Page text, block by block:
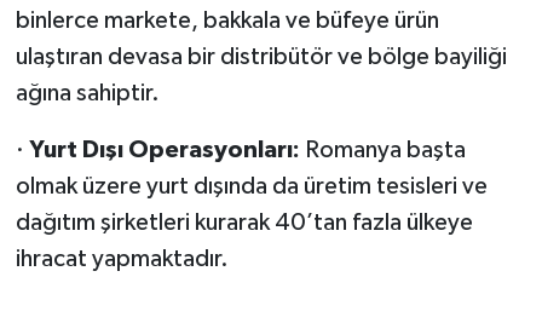
binlerce markete, bakkala ve büfeye ürün
ulaştıran devasa bir distribütör ve bölge bayiliği
ağına sahiptir.
· Yurt Dışı Operasyonları: Romanya başta
olmak üzere yurt dışında da üretim tesisleri ve
dağıtım şirketleri kurarak 40’tan fazla ülkeye
ihracat yapmaktadır.